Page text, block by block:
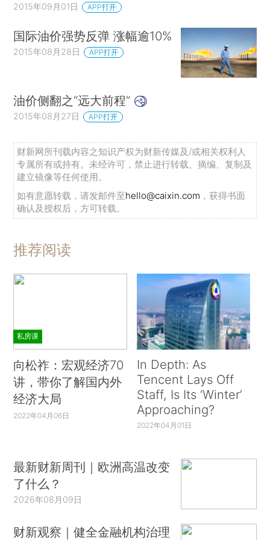
2015年09月01日 APP打开
国际油价强势反弹 涨幅逾10%
2015年08月28日 APP打开
油价侧翻之“远大前程”
2015年08月27日 APP打开
财新网所刊载内容之知识产权为财新传媒及/或相关权利人
专属所有或持有。未经许可，禁止进行转载、摘编、复制及
建立镜像等任何使用。
如有意愿转载，请发邮件至hello@caixin.com ，获得书面
确认及授权后，方可转载。
推荐阅读
私房课
向松祚：宏观经济70
讲，带你了解国内外
经济大局
2022年04月06日
In Depth: As
Tencent Lays Off
Staff, Is Its ‘Winter’
Approaching?
2022年04月01日
最新财新周刊｜欧洲高温改变
了什么？
2026年08月09日
财新观察｜健全金融机构治理